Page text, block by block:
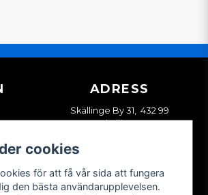
ADRESS
Skällinge By 31, 432 99
Skällinge
cookies
för att få vår sida att fungera
den bästa användarupplevelsen.